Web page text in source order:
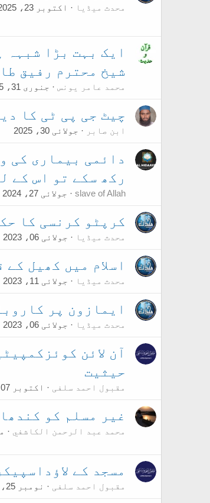
محدث میڈیا اکتوبر 23، 2025
ایک بہت بڑا شبہہ
شیخ محترم رفیق
محمد عامر یونس جنوری 31، 2015
چیٹ جی پی ٹی کا
ابن صابر جولائی 30، 2025
دائمی بیماری کی
رکھ سکے تو اس کے
slave of Allah جولائی 27، 2024
کرپٹو کرنسی کا
محدث میڈیا جولائی 06، 2023
اسلام میں کھیل
محدث میڈیا جولائی 11، 2023
ایمازون پر
محدث میڈیا جولائی 06، 2023
آن لائن
حیثیت
مقبول احمد سلفی اکتوبر 07، 2020
غیر مسلم کو
محمد عبد الرحمن الكاشفي
مسجد کے
مقبول احمد سلفی نومبر 25، 2019